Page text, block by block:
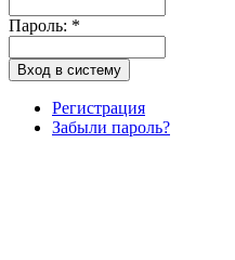
Пароль: *
Регистрация
Забыли пароль?